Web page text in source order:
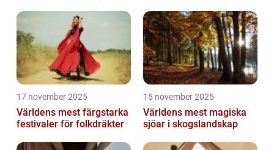
17 november 2025
Världens mest färgstarka
festivaler för folkdräkter
15 november 2025
Världens mest magiska
sjöar i skogslandskap